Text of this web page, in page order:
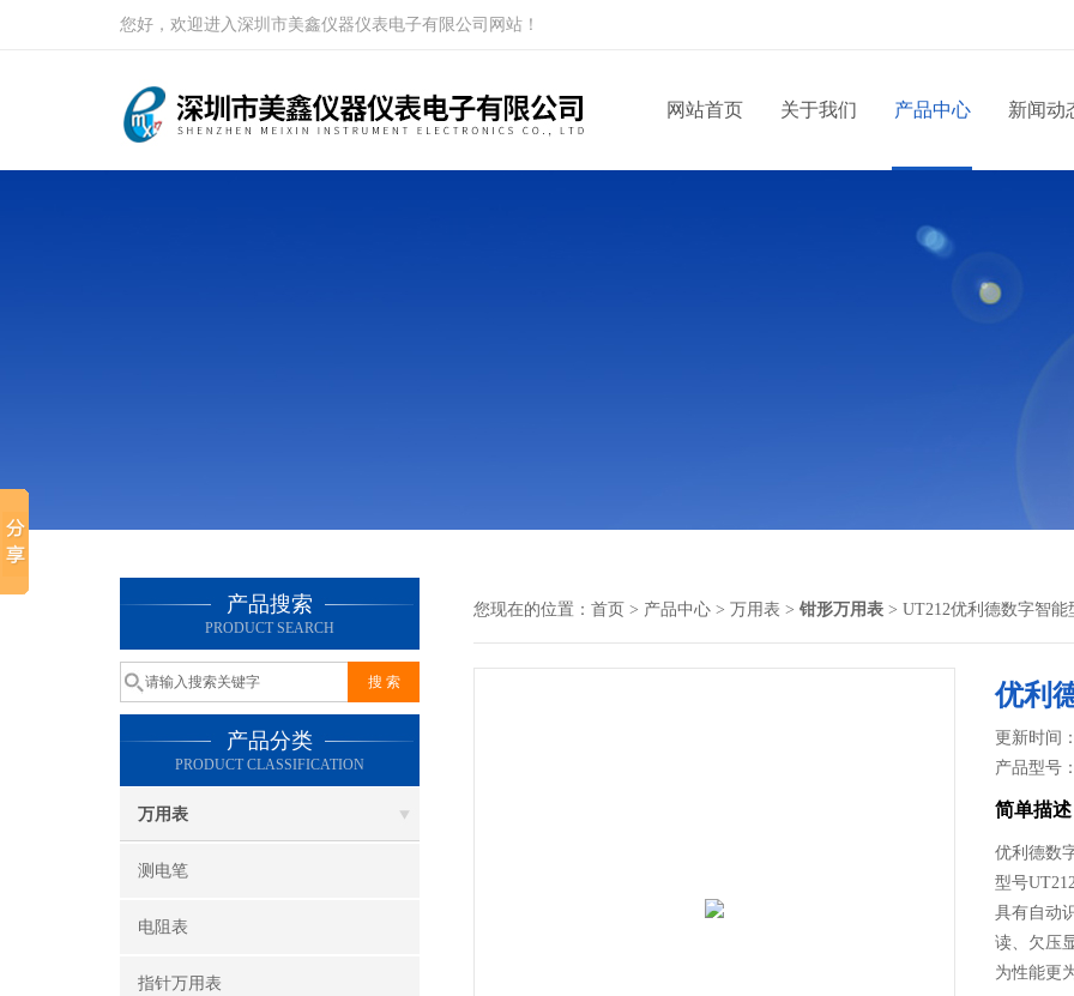
您好，欢迎进入深圳市美鑫仪器仪表电子有限公司网站！
网站首页 关于我们 产品中心 新闻动
产品搜索
PRODUCT SEARCH
产品分类
PRODUCT CLASSIFICATION
万用表
测电笔
电阻表
指针万用表
您现在的位置： 首页 > 产品中心 > 万用表 > 钳形万用表 > UT212优利德数字智能
优利
更新时间
产品型号
简单描述
优利德数
型号
具有自动
读、欠压
为性能更